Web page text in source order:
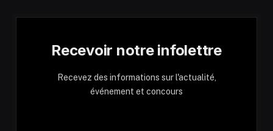
Recevoir notre infolettre
Recevez des informations sur l'actualité,
événement et concours